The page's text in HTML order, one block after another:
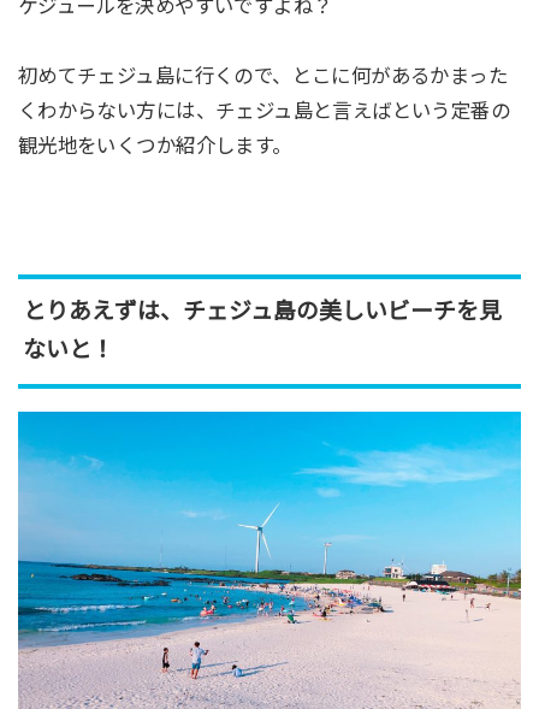
ケジュールを決めやすいですよね？
初めてチェジュ島に行くので、とこに何があるかまった
くわからない方には、チェジュ島と言えばという定番の
観光地をいくつか紹介します。
とりあえずは、チェジュ島の美しいビーチを見
ないと！